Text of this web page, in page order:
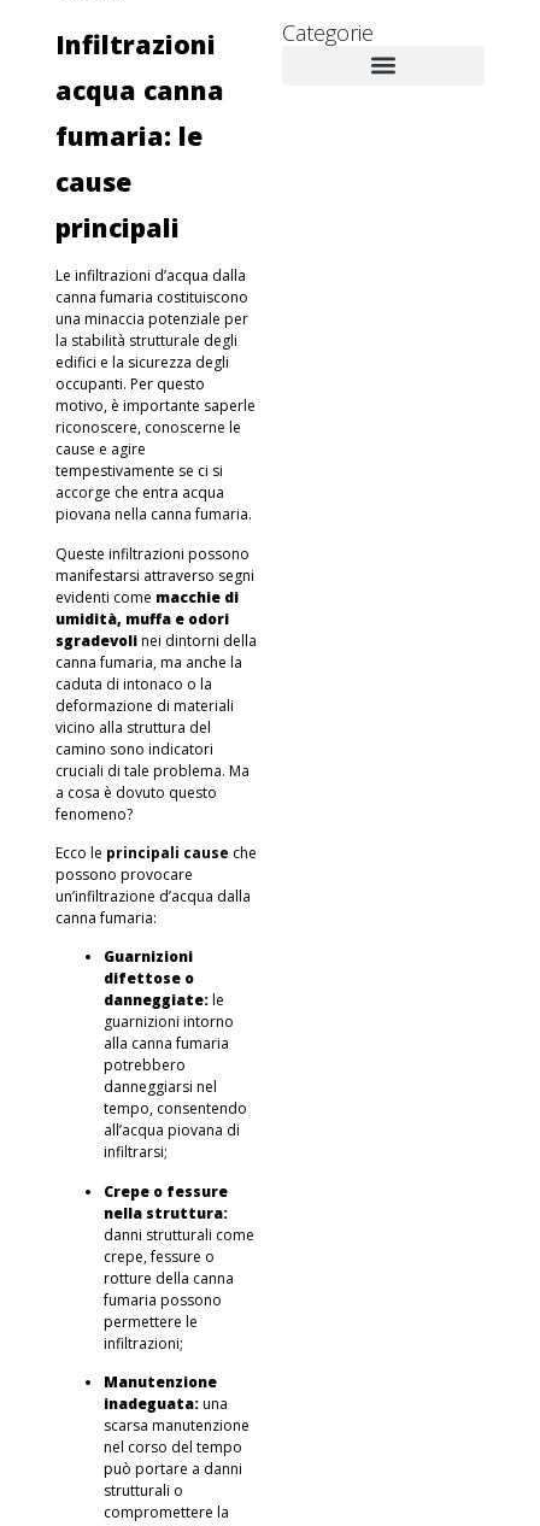
Infiltrazioni
acqua canna
fumaria: le
cause
principali
Le infiltrazioni d’acqua dalla
canna fumaria costituiscono
una minaccia potenziale per
la stabilità strutturale degli
edifici e la sicurezza degli
occupanti. Per questo
motivo, è importante saperle
riconoscere, conoscerne le
cause e agire
tempestivamente se ci si
accorge che entra acqua
piovana nella canna fumaria.
Queste infiltrazioni possono
manifestarsi attraverso segni
evidenti come macchie di
umidità, muffa e odori
sgradevolinei dintorni della
canna fumaria, ma anche la
caduta di intonaco o la
deformazione di materiali
vicino alla struttura del
camino sono indicatori
cruciali di tale problema. Ma
a cosa è dovuto questo
fenomeno?
Ecco le principali cause che
possono provocare
un’infiltrazione d’acqua dalla
canna fumaria:
Guarnizioni
difettose o
danneggiate:le
guarnizioni intorno
alla canna fumaria
potrebbero
danneggiarsi nel
tempo, consentendo
all’acqua piovana di
infiltrarsi;
Crepe o fessure
nella struttura:
danni strutturali come
crepe, fessure o
rotture della canna
fumaria possono
permettere le
infiltrazioni;
Manutenzione
inadeguata:una
scarsa manutenzione
nel corso del tempo
può portare a danni
strutturali o
compromettere la
Categorie